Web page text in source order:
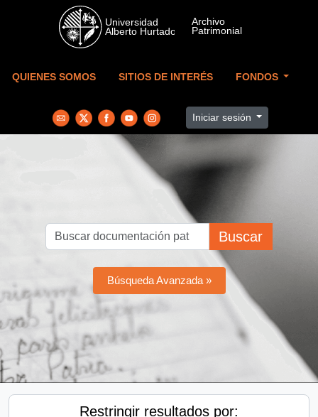
Skip to main content
QUIENES SOMOS SITIOS DE INTERÉS FONDOS
Iniciar sesión
Buscar
Búsqueda Avanzada »
Restringir resultados por: